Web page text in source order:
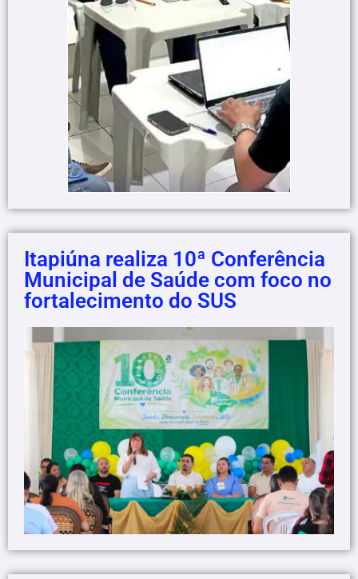
Itapiúna realiza 10ª Conferência
Municipal de Saúde com foco no
fortalecimento do SUS